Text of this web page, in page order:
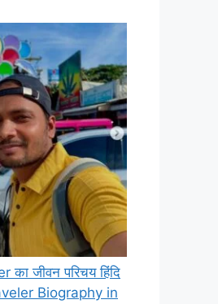
जीवन परिचय हिंदि
Biography in